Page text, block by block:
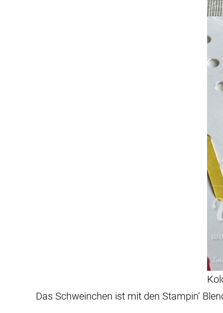
Das Schweinchen ist mit den Stampin‘